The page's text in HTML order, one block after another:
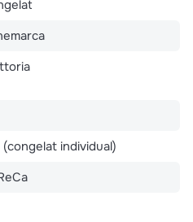
(congelat individual)